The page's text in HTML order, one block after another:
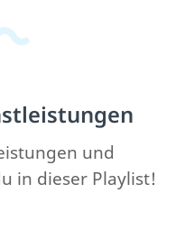
und
in dieser Playlist!